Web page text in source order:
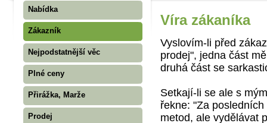
Nabídka
Zákazník
Nejpodstatnější věc
Plné ceny
Přirážka, Marže
Prodej
Víra zákaníka
Vyslovím-li před
prodej", jedna část
druhá část se
Setkají-li se ale s
řekne: "Za
metod, ale vydělávat